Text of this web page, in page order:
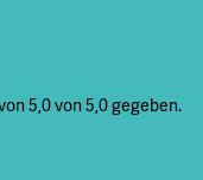
5,0 von 5,0 gegeben.